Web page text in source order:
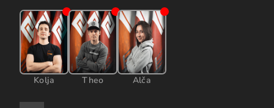
Kolja Theo Alča